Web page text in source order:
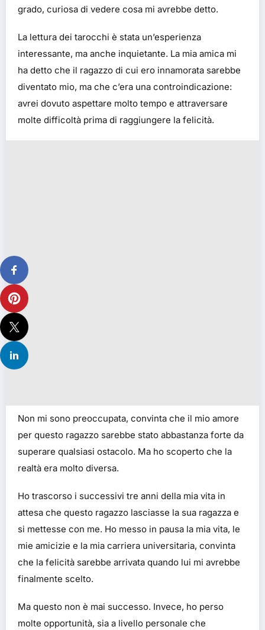
grado, curiosa di vedere cosa mi avrebbe detto.
La lettura dei tarocchi è stata un’esperienza
interessante, ma anche inquietante. La mia amica mi
ha detto che il ragazzo di cui ero innamorata sarebbe
diventato mio, ma che c’era una controindicazione:
avrei dovuto aspettare molto tempo e attraversare
molte difficoltà prima di raggiungere la felicità.
Non mi sono preoccupata, convinta che il mio amore
per questo ragazzo sarebbe stato abbastanza forte da
superare qualsiasi ostacolo. Ma ho scoperto che la
realtà era molto diversa.
Ho trascorso i successivi tre anni della mia vita in
attesa che questo ragazzo lasciasse la sua ragazza e
si mettesse con me. Ho messo in pausa la mia vita, le
mie amicizie e la mia carriera universitaria, convinta
che la felicità sarebbe arrivata quando lui mi avrebbe
finalmente scelto.
Ma questo non è mai successo. Invece, ho perso
molte opportunità, sia a livello personale che